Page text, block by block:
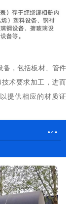
备，包括板材、管件
术要求加工，进而
提供相应的材质证